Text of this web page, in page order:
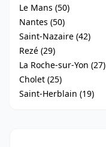
Le Mans (50)
Nantes (50)
Saint-Nazaire (42)
Rezé (29)
La Roche-sur-Yon (27)
Cholet (25)
Saint-Herblain (19)